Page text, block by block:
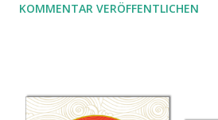
Stolperfallen. Hier ein erster,
KOMMENTAR VERÖFFENTLICHEN